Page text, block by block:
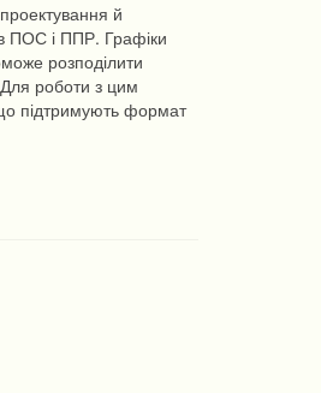
й
ПОС і ППР. Графіки
розподілити
роботи з цим
підтримують формат